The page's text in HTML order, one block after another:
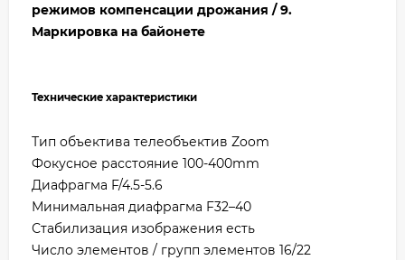
режимов компенсации дрожания / 9.
Маркировка на байонете
Технические характеристики
Тип объектива телеобъектив Zoom
Фокусное расстояние 100-400mm
Диафрагма F/4.5-5.6
Минимальная диафрагма F32–40
Стабилизация изображения есть
Число элементов / групп элементов 16/22